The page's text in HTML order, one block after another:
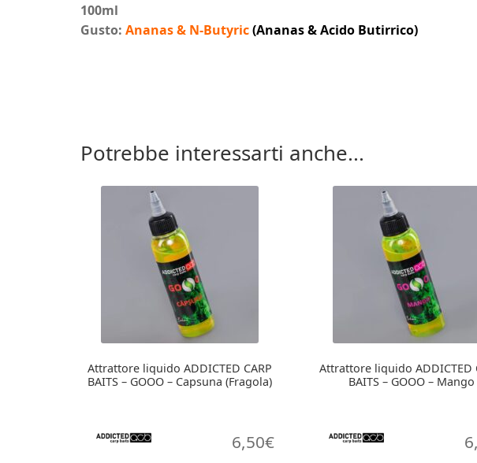
100ml
Gusto: Ananas & N-Butyric(Ananas & Acido Butirrico)
Potrebbe interessarti anche...
Attrattore liquido ADDICTED CARP
BAITS – GOOO – Capsuna (Fragola)
6,50€
Attrattore liquido ADDICTED
BAITS – GOOO – Mango